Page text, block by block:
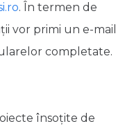
. În termen de
vor primi un e-mail
completate.
însoțite de